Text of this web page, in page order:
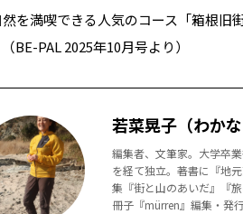
を満喫できる人気のコース「箱根旧
BE-PAL 2025年10月号より）
若菜晃子（わかな
編集者、文筆家。大学卒
を経て独立。著書に『地
集『街と山のあいだ』『
冊子『mürren』編集・発